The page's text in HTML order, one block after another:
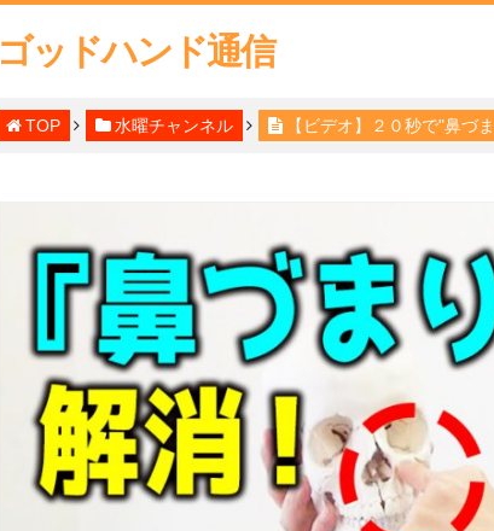
ゴッドハンド通信
TOP 水曜チャンネル 【ビデオ】２０秒で"鼻づ